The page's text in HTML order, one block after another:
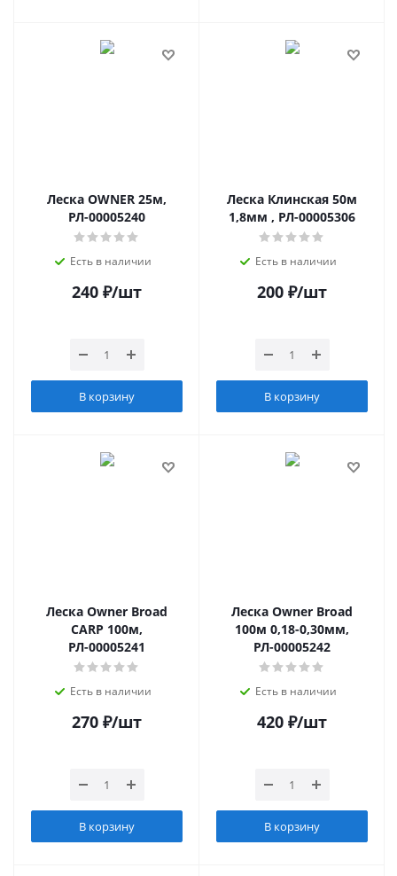
Леска OWNER 25м,
РЛ-00005240
Есть в наличии
240 ₽/шт
В корзину
Леска Клинская 50м
1,8мм , РЛ-00005306
Есть в наличии
200 ₽/шт
В корзину
Леска Owner Broad
CARP 100м,
РЛ-00005241
Есть в наличии
270 ₽/шт
В корзину
Леска Owner Broad
100м 0,18-0,30мм,
РЛ-00005242
Есть в наличии
420 ₽/шт
В корзину